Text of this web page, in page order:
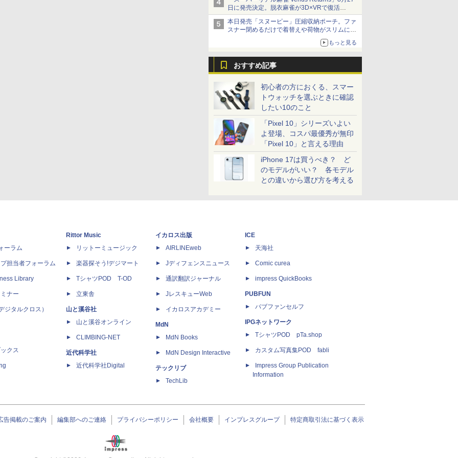
日に発売決定。脱衣麻雀が3D×VRで復活
発売から2週間は20%オフになるセールが実施
本日発売「スヌーピー」圧縮収納ポーチ。ファ
スナー閉めるだけで着替えや荷物がスリムにま
もっと見る
おすすめ記事
初心者の方におくる、スマー
トウォッチを選ぶときに確認
したい10のこと
「Pixel 10」シリーズいよい
よ登場、コスパ最優秀が無印
「Pixel 10」と言える理由
iPhone 17は買うべき？ ど
のモデルがいい？ 各モデル
との違いから選び方を考える
ーラム
担当者フォーラム
Library
ナー
ジタルクロス）
クス
Rittor Music
リットーミュージック
楽器探そう!デジマート
TシャツPOD T-OD
立東舎
山と溪谷社
山と溪谷オンライン
CLIMBING-NET
近代科学社
近代科学社Digital
イカロス出版
AIRLINEweb
Jディフェンスニュース
通訳翻訳ジャーナル
JレスキューWeb
イカロスアカデミー
MdN
MdN Books
MdN Design Interactive
テックリブ
TechLib
ICE
天海社
Comic curea
impress QuickBooks
PUBFUN
パブファンセルフ
IPGネットワーク
TシャツPOD pTa.shop
カスタム写真集POD fabli
Impress Group Publication
Information
告掲載のご案内 編集部へのご連絡 プライバシーポリシー 会社概要 インプレスグループ 特定商取引法に基づく表示